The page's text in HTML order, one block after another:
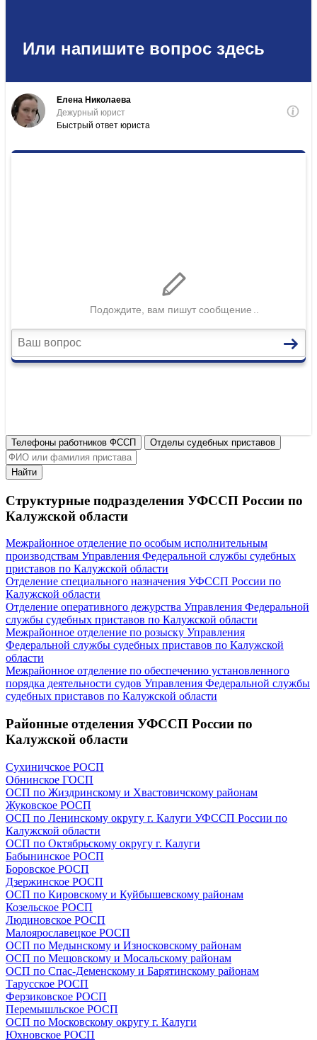
Телефоны работников ФССП Отделы судебных приставов
Найти
Структурные подразделения УФССП России по
Калужской области
Межрайонное отделение по особым исполнительным
производствам Управления Федеральной службы судебных
приставов по Калужской области
Отделение специального назначения УФССП России по
Калужской области
Отделение оперативного дежурства Управления Федеральной
службы судебных приставов по Калужской области
Межрайонное отделение по розыску Управления
Федеральной службы судебных приставов по Калужской
области
Межрайонное отделение по обеспечению установленного
порядка деятельности судов Управления Федеральной службы
судебных приставов по Калужской области
Районные отделения УФССП России по
Калужской области
Сухиничское РОСП
Обнинское ГОСП
ОСП по Жиздринскому и Хвастовичскому районам
Жуковское РОСП
ОСП по Ленинскому округу г. Калуги УФССП России по
Калужской области
ОСП по Октябрьскому округу г. Калуги
Бабынинское РОСП
Боровское РОСП
Дзержинское РОСП
ОСП по Кировскому и Куйбышевскому районам
Козельское РОСП
Людиновское РОСП
Малоярославецкое РОСП
ОСП по Медынскому и Износковскому районам
ОСП по Мещовскому и Мосальскому районам
ОСП по Спас-Деменскому и Барятинскому районам
Тарусское РОСП
Ферзиковское РОСП
Перемышльское РОСП
ОСП по Московскому округу г. Калуги
Юхновское РОСП